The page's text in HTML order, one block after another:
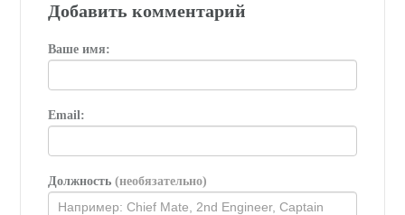
Добавить комментарий
Ваше имя:
Email:
Должность(необязательно)